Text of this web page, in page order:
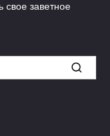
свое заветное